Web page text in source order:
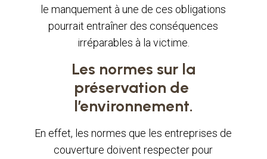
le manquement à une de ces obligations
pourrait entraîner des conséquences
irréparables à la victime.
Les normes sur la
préservation de
l’environnement.
En effet, les normes que les entreprises de
couverture doivent respecter pour